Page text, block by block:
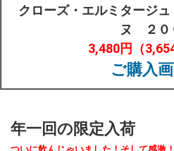
クローズ・エルミタージ
ヌ ２０
3,480円（
ご購入
年一回の限定入荷